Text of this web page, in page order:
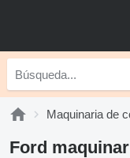
Maquinaria de
Ford